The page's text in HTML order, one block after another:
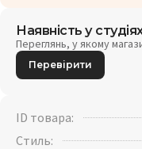
Наявність у
Переглянь, у якому
Перевірити
ID товара:
Стиль: